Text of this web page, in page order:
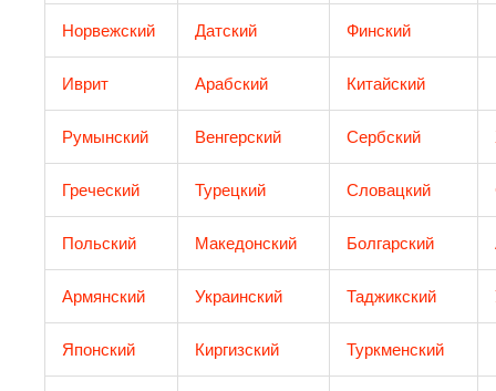
Норвежский Датский Финский
Иврит Арабский Китайский
Румынский Венгерский Сербский
Греческий​ Турецкий Словацкий
Польский Македонский Болгарский
Армянский Украинский Таджикский
Японский Киргизский Туркменский